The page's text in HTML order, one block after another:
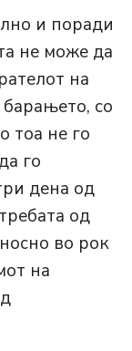
и поради
не може да
на
со
тоа не го
го
дена од
од
во рок
на